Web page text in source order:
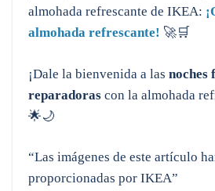
almohada refrescante de IKEA:
almohada refrescante! 🚀🛒
¡Dale la bienvenida a las noches
reparadoras con la almohada
🌟🌙
“Las imágenes de este artículo
proporcionadas por IKEA”